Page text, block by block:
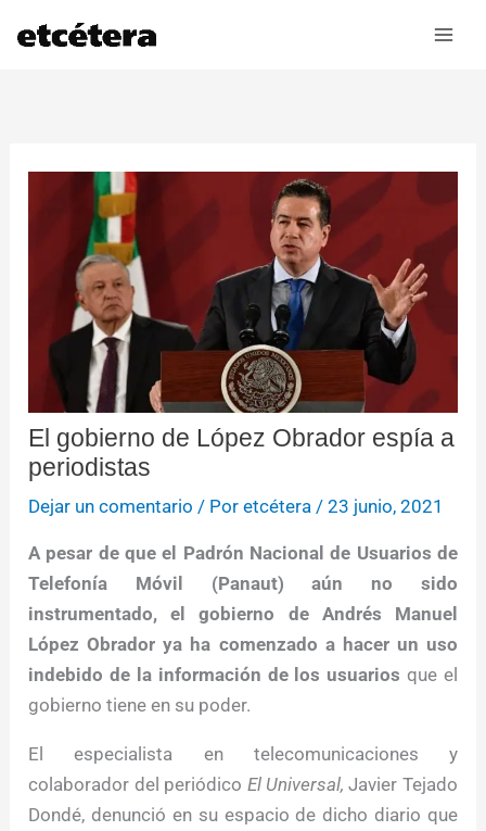
El gobierno de López Obrador espía a
periodistas
Dejar un comentario / Poretcétera /23 junio, 2021
A pesar de que el Padrón Nacional de Usuarios de
Telefonía Móvil (Panaut) aún no sido
instrumentado, el gobierno de Andrés Manuel
López Obrador ya ha comenzado a hacer un uso
indebido de la información de los usuarios que el
gobierno tiene en su poder.
El especialista en telecomunicaciones y
colaborador del periódico El Universal, Javier Tejado
Dondé, denunció en su espacio de dicho diario que